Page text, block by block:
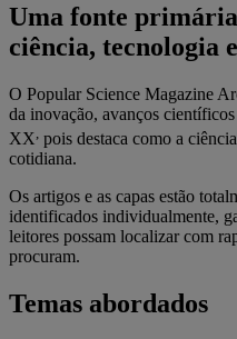
Uma fonte
ciência, tecnologia
O Popular Science Magazine
da inovação, avanços
XX pois destaca como a
cotidiana.
Os artigos e as capas estão
identificados individualmente,
leitores possam localizar com
procuram.
Temas abordados